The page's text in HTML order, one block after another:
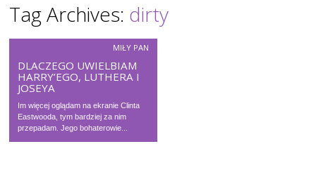
Tag Archives: dirty
MIŁY PAN
DLACZEGO UWIELBIAM
HARRY’EGO, LUTHERA I
JOSEYA
Im więcej oglądam na ekranie Clinta
Eastwooda, tym bardziej za nim
przepadam. Jego bohaterowie...